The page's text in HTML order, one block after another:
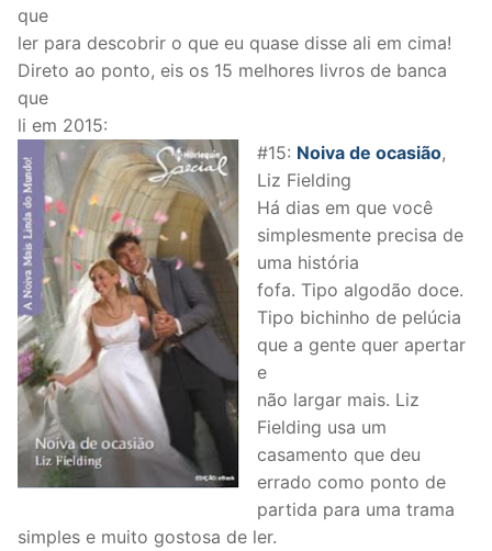
que
ler para descobrir o que eu quase disse ali em cima!
Direto ao ponto, eis os 15 melhores livros de banca
que
li em 2015:
#15: Noiva de ocasião,
Liz Fielding
Há dias em que você
simplesmente precisa de
uma história
fofa. Tipo algodão doce.
Tipo bichinho de pelúcia
que a gente quer apertar
e
não largar mais. Liz
Fielding usa um
casamento que deu
errado como ponto de
partida para uma trama
simples e muito gostosa de ler.